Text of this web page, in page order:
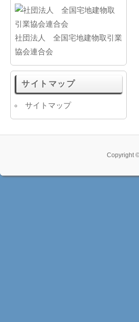
社団法人 全国宅地建物取引業
協会連合会
サイトマップ
サイトマップ
Copyright